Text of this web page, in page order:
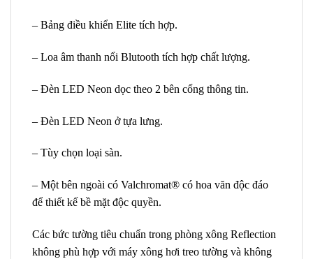
– Bảng điều khiển Elite tích hợp.
– Loa âm thanh nổi Blutooth tích hợp chất lượng.
– Đèn LED Neon dọc theo 2 bên cổng thông tin.
– Đèn LED Neon ở tựa lưng.
– Tùy chọn loại sàn.
– Một bên ngoài có Valchromat® có hoa văn độc đáo
để thiết kế bề mặt độc quyền.
Các bức tường tiêu chuẩn trong phòng xông Reflection
không phù hợp với máy xông hơi treo tường và không